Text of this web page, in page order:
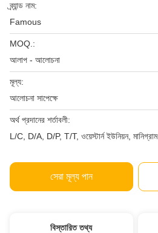
ব্র্যান্ড নাম:
Famous
MOQ.:
আলাপ - আলোচনা
মূল্য:
আলোচনা সাপেক্ষে
অর্থ প্রদানের শর্তাবলী:
L/C, D/A, D/P, T/T, ওয়েস্টার্ন ইউনিয়ন, মানিগ্রাম
সেরা মূল্য পান
বিস্তারিত তথ্য